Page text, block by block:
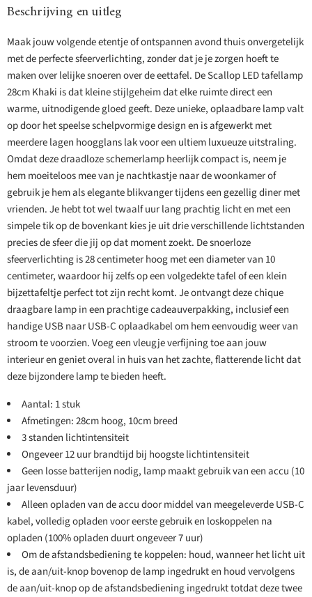
Beschrijving en uitleg
Maak jouw volgende etentje of ontspannen avond thuis onvergetelijk
met de perfecte sfeerverlichting, zonder dat je je zorgen hoeft te
maken over lelijke snoeren over de eettafel. De Scallop LED tafellamp
28cm Khaki is dat kleine stijlgeheim dat elke ruimte direct een
warme, uitnodigende gloed geeft. Deze unieke, oplaadbare lamp valt
op door het speelse schelpvormige design en is afgewerkt met
meerdere lagen hoogglans lak voor een ultiem luxueuze uitstraling.
Omdat deze draadloze schemerlamp heerlijk compact is, neem je
hem moeiteloos mee van je nachtkastje naar de woonkamer of
gebruik je hem als elegante blikvanger tijdens een gezellig diner met
vrienden. Je hebt tot wel twaalf uur lang prachtig licht en met een
simpele tik op de bovenkant kies je uit drie verschillende lichtstanden
precies de sfeer die jij op dat moment zoekt. De snoerloze
sfeerverlichting is 28 centimeter hoog met een diameter van 10
centimeter, waardoor hij zelfs op een volgedekte tafel of een klein
bijzettafeltje perfect tot zijn recht komt. Je ontvangt deze chique
draagbare lamp in een prachtige cadeauverpakking, inclusief een
handige USB naar USB-C oplaadkabel om hem eenvoudig weer van
stroom te voorzien. Voeg een vleugje verfijning toe aan jouw
interieur en geniet overal in huis van het zachte, flatterende licht dat
deze bijzondere lamp te bieden heeft.
Aantal: 1 stuk
Afmetingen: 28cm hoog, 10cm breed
3 standen lichtintensiteit
Ongeveer 12 uur brandtijd bij hoogste lichtintensiteit
Geen losse batterijen nodig, lamp maakt gebruik van een accu (10
jaar levensduur)
Alleen opladen van de accu door middel van meegeleverde USB-C
kabel, volledig opladen voor eerste gebruik en loskoppelen na
opladen (100% opladen duurt ongeveer 7 uur)
Om de afstandsbediening te koppelen: houd, wanneer het licht uit
is, de aan/uit-knop bovenop de lamp ingedrukt en houd vervolgens
de aan/uit-knop op de afstandsbediening ingedrukt totdat deze twee